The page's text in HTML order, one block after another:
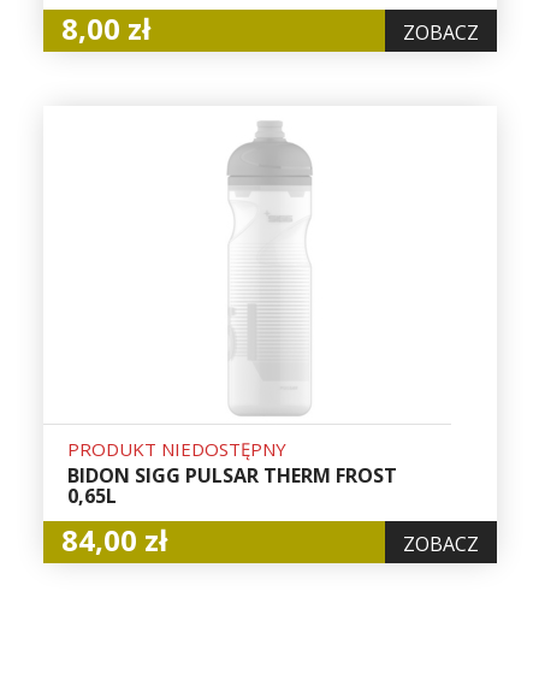
8,00 zł ZOBACZ
PRODUKT NIEDOSTĘPNY
BIDON SIGG PULSAR THERM FROST
0,65L
84,00 zł ZOBACZ